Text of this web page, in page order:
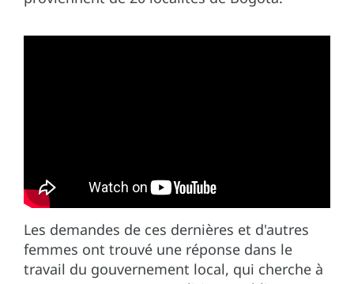
Les demandes de ces dernières et d'autres
femmes ont trouvé une réponse dans le
travail du gouvernement local, qui cherche à